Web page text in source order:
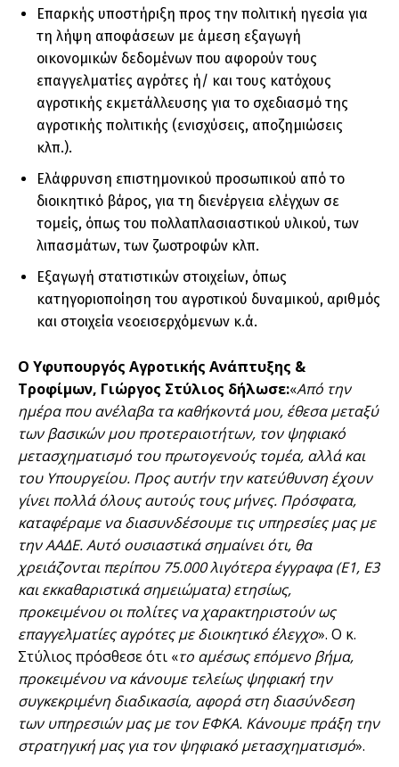
Επαρκής υποστήριξη προς την πολιτική ηγεσία για
τη λήψη αποφάσεων με άμεση εξαγωγή
οικονομικών δεδομένων που αφορούν τους
επαγγελματίες αγρότες ή/ και τους κατόχους
αγροτικής εκμετάλλευσης για το σχεδιασμό της
αγροτικής πολιτικής (ενισχύσεις, αποζημιώσεις
κλπ.).
Ελάφρυνση επιστημονικού προσωπικού από το
διοικητικό βάρος, για τη διενέργεια ελέγχων σε
τομείς, όπως του πολλαπλασιαστικού υλικού, των
λιπασμάτων, των ζωοτροφών κλπ.
Εξαγωγή στατιστικών στοιχείων, όπως
κατηγοριοποίηση του αγροτικού δυναμικού, αριθμός
και στοιχεία νεοεισερχόμενων κ.ά.
Ο Υφυπουργός Αγροτικής Ανάπτυξης &
Τροφίμων, Γιώργος Στύλιος δήλωσε:«Από την
ημέρα που ανέλαβα τα καθήκοντά μου, έθεσα μεταξύ
των βασικών μου προτεραιοτήτων, τον ψηφιακό
μετασχηματισμό του πρωτογενούς τομέα, αλλά και
του Υπουργείου. Προς αυτήν την κατεύθυνση έχουν
γίνει πολλά όλους αυτούς τους μήνες. Πρόσφατα,
καταφέραμε να διασυνδέσουμε τις υπηρεσίες μας με
την ΑΑΔΕ. Αυτό ουσιαστικά σημαίνει ότι, θα
χρειάζονται περίπου 75.000 λιγότερα έγγραφα (Ε1, Ε3
και εκκαθαριστικά σημειώματα) ετησίως,
προκειμένου οι πολίτες να χαρακτηριστούν ως
επαγγελματίες αγρότες με διοικητικό έλεγχο». Ο κ.
Στύλιος πρόσθεσε ότι «το αμέσως επόμενο βήμα,
προκειμένου να κάνουμε τελείως ψηφιακή την
συγκεκριμένη διαδικασία, αφορά στη διασύνδεση
των υπηρεσιών μας με τον ΕΦΚΑ. Κάνουμε πράξη την
στρατηγική μας για τον ψηφιακό μετασχηματισμό».